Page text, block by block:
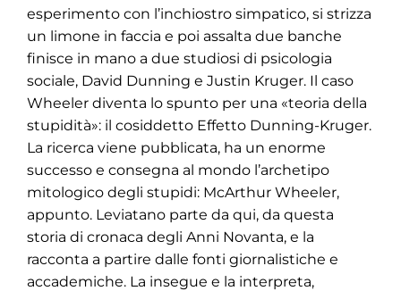
esperimento con l’inchiostro simpatico, si strizza
un limone in faccia e poi assalta due banche
finisce in mano a due studiosi di psicologia
sociale, David Dunning e Justin Kruger. Il caso
Wheeler diventa lo spunto per una «teoria della
stupidità»: il cosiddetto Effetto Dunning-Kruger.
La ricerca viene pubblicata, ha un enorme
successo e consegna al mondo l’archetipo
mitologico degli stupidi: McArthur Wheeler,
appunto. Leviatano parte da qui, da questa
storia di cronaca degli Anni Novanta, e la
racconta a partire dalle fonti giornalistiche e
accademiche. La insegue e la interpreta,